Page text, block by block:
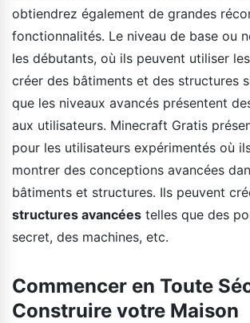
obtiendrez également de grandes
fonctionnalités. Le niveau de base ou
les débutants, où ils peuvent utiliser
créer des bâtiments et des structures
que les niveaux avancés présentent
aux utilisateurs. Minecraft Gratis
pour les utilisateurs expérimentés où
montrer des conceptions avancées
bâtiments et structures. Ils peuvent
structures avancées telles que des
secret, des machines, etc.
Commencer en Toute
Construire votre Maison